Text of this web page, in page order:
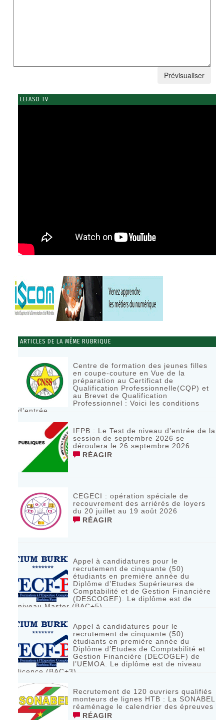
LEFASO TV
ARTICLES DE LA MÊME RUBRIQUE
Centre de formation des jeunes filles
en coupe-couture en Vue de la
préparation au Certificat de
Qualification Professionnelle(CQP) et
au Brevet de Qualification
Professionnel : Voici les conditions
d’entrée
IFPB : Le Test de niveau d’entrée de la
session de septembre 2026 se
déroulera le 26 septembre 2026
RÉAGIR
CEGECI : opération spéciale de
recouvrement des arriérés de loyers
du 20 juillet au 19 août 2026
RÉAGIR
Appel à candidatures pour le
recrutement de cinquante (50)
étudiants en première année du
Diplôme d’Etudes Supérieures de
Comptabilité et de Gestion Financière
(DESCOGEF). Le diplôme est de
niveau Master (BAC+5)
Appel à candidatures pour le
recrutement de cinquante (50)
étudiants en première année du
Diplôme d’Etudes de Comptabilité et
Gestion Financière (DECOGEF) de
l’UEMOA. Le diplôme est de niveau
licence (BAC+3)
Recrutement de 120 ouvriers qualifiés
monteurs de lignes HTB : La SONABEL
réaménage le calendrier des épreuves
RÉAGIR